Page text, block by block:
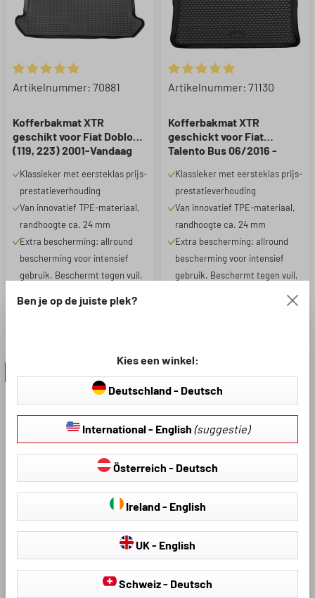
Gemiddelde waardering van 5 van 5 sterren
Artikelnummer: 70881
Kofferbakmat XTR
geschikt voor Fiat Doblo
(119, 223) 2001-Vandaag
Klassieker met eersteklas prijs-
prestatieverhouding
Van innovatief TPE-materiaal,
randhoogte ca. 24 mm
Extra bescherming: allround
bescherming voor intensief
gebruik. Beschermt tegen vuil,
Gemiddelde waardering van
Artikelnummer: 71130
Kofferbakmat XTR
geschickt voor Fiat
Talento Bus 06/2016 -
Bus 05/2014 - Vandaag,
lange mat
Klassieker met eersteklas prijs-
prestatieverhouding
Van innovatief TPE-materiaal,
randhoogte ca. 24 mm
Extra bescherming: allround
bescherming voor intensief
gebruik. Beschermt tegen vuil,
Artikelnummer: 70880
geschikt voor Fiat Bravo II
(198) 2006-12/2016
Artikelnummer: 71264
Kofferbakmat XTR
geschikt voor Fiat Grande
Panda (325) 10/2024-
Vandaag, Elektrische
Ben je op de juiste plek?
Kies een winkel:
Deutschland - Deutsch
International - English (suggestie)
Österreich - Deutsch
Ireland - English
UK - English
Schweiz - Deutsch